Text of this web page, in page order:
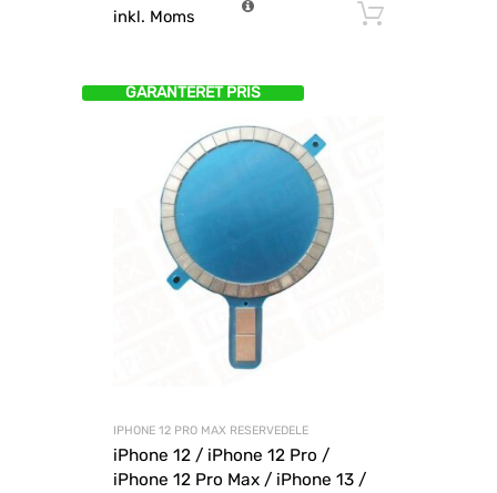
inkl. Moms
GARANTERET PRIS
IPHONE 12 PRO MAX RESERVEDELE
iPhone 12 / iPhone 12 Pro /
iPhone 12 Pro Max / iPhone 13 /